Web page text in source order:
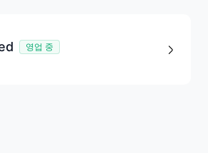
영업 중